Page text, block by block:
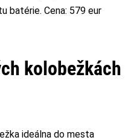
batérie. Cena: 579 eur
kolobežkách
ideálna do mesta